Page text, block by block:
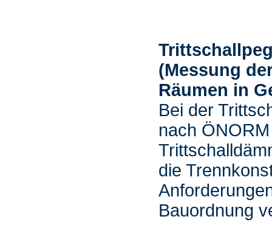
(Messung
Räumen in
Bei der
nach
die
Bauordnung